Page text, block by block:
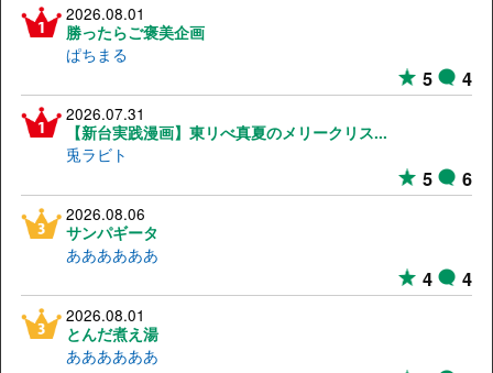
2026.08.01
勝ったらご褒美企画
ぱちまる
5 4
2026.07.31
【新台実践漫画】東リべ真夏のメリークリス...
兎ラビト
5 6
2026.08.06
サンパギータ
ああああああ
4 4
2026.08.01
とんだ煮え湯
ああああああ